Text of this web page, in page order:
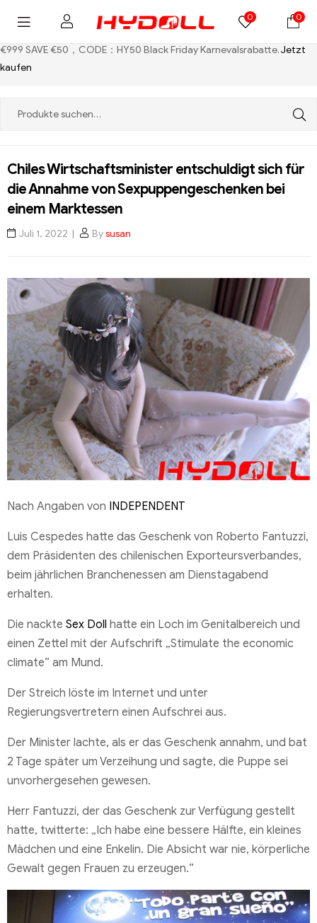
€999 SAVE €50，CODE：HY50 Black Friday Karnevalsrabatte.Jetzt
kaufen
0 0
Chiles Wirtschaftsminister entschuldigt sich für
die Annahme von Sexpuppengeschenken bei
einem Marktessen
Juli 1, 2022 Bysusan
Nach Angaben von INDEPENDENT
Luis Cespedes hatte das Geschenk von Roberto Fantuzzi,
dem Präsidenten des chilenischen Exporteursverbandes,
beim jährlichen Branchenessen am Dienstagabend
erhalten.
Die nackte Sex Doll hatte ein Loch im Genitalbereich und
einen Zettel mit der Aufschrift „Stimulate the economic
climate“ am Mund.
Der Streich löste im Internet und unter
Regierungsvertretern einen Aufschrei aus.
Der Minister lachte, als er das Geschenk annahm, und bat
2 Tage später um Verzeihung und sagte, die Puppe sei
unvorhergesehen gewesen.
Herr Fantuzzi, der das Geschenk zur Verfügung gestellt
hatte, twitterte: „Ich habe eine bessere Hälfte, ein kleines
Mädchen und eine Enkelin. Die Absicht war nie, körperliche
Gewalt gegen Frauen zu erzeugen.“